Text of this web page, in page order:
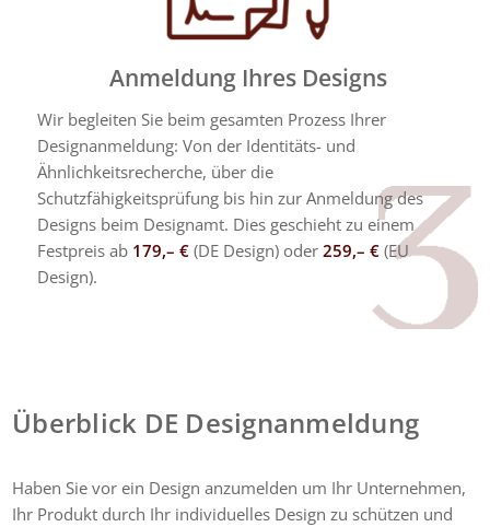
Anmeldung Ihres Designs
Wir begleiten Sie beim gesamten Prozess Ihrer
Designanmeldung: Von der Identitäts- und
Ähnlichkeitsrecherche, über die
Schutzfähigkeitsprüfung bis hin zur Anmeldung des
Designs beim Designamt. Dies geschieht zu einem
Festpreis ab 179,– € (DE Design) oder259,– € (EU
Design).
Überblick DE Designanmeldung
Haben Sie vor ein Design anzumelden um Ihr Unternehmen,
Ihr Produkt durch Ihr individuelles Design zu schützen und